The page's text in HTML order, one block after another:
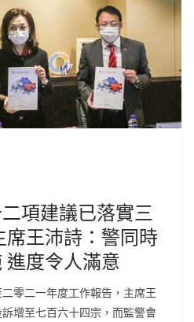
項建議已落實三
王沛詩：警同時
度令人滿意
零二一年度工作報告，主席王
增至七百六十四宗，而監警會